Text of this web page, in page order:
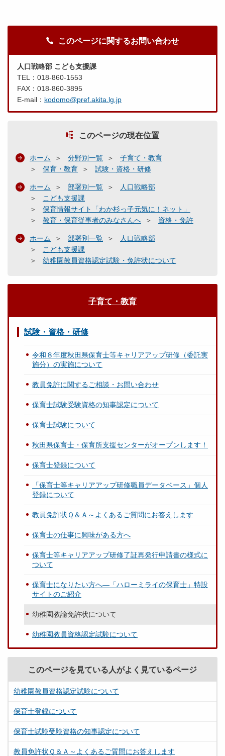
このページに関するお問い合わせ
人口戦略部 こども支援課
TEL：018-860-1553
FAX：018-860-3895
E-mail： kodomo@pref.akita.lg.jp
このページの現在位置
ホーム 分野別一覧
子育て・教育
保育・教育
試験・資格・研修
ホーム 部署別一覧
人口戦略部
こども支援課
保育情報サイト「わか杉っ子元気に！ネット」
教育・保育従事者のみなさんへ
資格・免許
ホーム 部署別一覧
人口戦略部
こども支援課
幼稚園教員資格認定試験・免許状について
子育て・教育
試験・資格・研修
令和８年度秋田県保育士等キャリアアップ研修（委託実
施分）の実施について
教員免許に関するご相談・お問い合わせ
保育士試験受験資格の知事認定について
保育士試験について
秋田県保育士・保育所支援センターがオープンします！
保育士登録について
「保育士等キャリアアップ研修職員データベース」個人
登録について
教員免許状Ｑ＆Ａ～よくあるご質問にお答えします
保育士の仕事に興味がある方へ
保育士等キャリアアップ研修了証再発行申請書の様式に
ついて
保育士になりたい方へ―「ハローミライの保育士」特設
サイトのご紹介
幼稚園教諭免許状について
幼稚園教員資格認定試験について
このページを見ている人がよく見ているページ
幼稚園教員資格認定試験について
保育士登録について
保育士試験受験資格の知事認定について
教員免許状Ｑ＆Ａ～よくあるご質問にお答えします